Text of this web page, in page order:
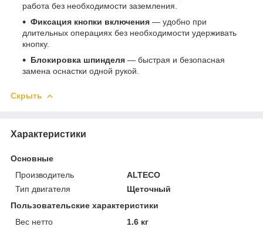
работа без необходимости заземления.
Фиксация кнопки включения — удобно при
длительных операциях без необходимости удерживать
кнопку.
Блокировка шпинделя — быстрая и безопасная
замена оснастки одной рукой.
Скрыть
Характеристики
Основные
Производитель
ALTECO
Тип двигателя
Щеточный
Пользовательские характеристики
Вес нетто
1.6 кг